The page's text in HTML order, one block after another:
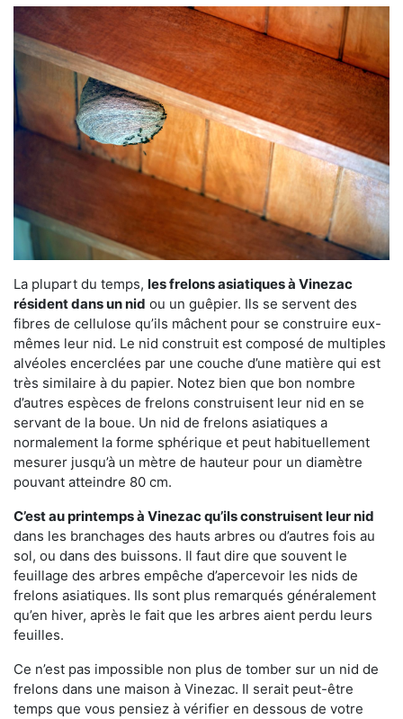
La plupart du temps, les frelons asiatiques à Vinezac
résident dans un nid ou un guêpier. Ils se servent des
fibres de cellulose qu’ils mâchent pour se construire eux-
mêmes leur nid. Le nid construit est composé de multiples
alvéoles encerclées par une couche d’une matière qui est
très similaire à du papier. Notez bien que bon nombre
d’autres espèces de frelons construisent leur nid en se
servant de la boue. Un nid de frelons asiatiques a
normalement la forme sphérique et peut habituellement
mesurer jusqu’à un mètre de hauteur pour un diamètre
pouvant atteindre 80 cm.
C’est au printemps à Vinezac qu’ils construisent leur nid
dans les branchages des hauts arbres ou d’autres fois au
sol, ou dans des buissons. Il faut dire que souvent le
feuillage des arbres empêche d’apercevoir les nids de
frelons asiatiques. Ils sont plus remarqués généralement
qu’en hiver, après le fait que les arbres aient perdu leurs
feuilles.
Ce n’est pas impossible non plus de tomber sur un nid de
frelons dans une maison à Vinezac. Il serait peut-être
temps que vous pensiez à vérifier en dessous de votre